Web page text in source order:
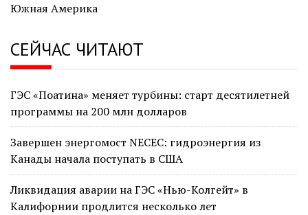
Южная Америка
СЕЙЧАС ЧИТАЮТ
ГЭС «Поатина» меняет турбины: старт десятилетней
программы на 200 млн долларов
Завершен энергомост NECEC: гидроэнергия из
Канады начала поступать в США
Ликвидация аварии на ГЭС «Нью-Колгейт» в
Калифорнии продлится несколько лет